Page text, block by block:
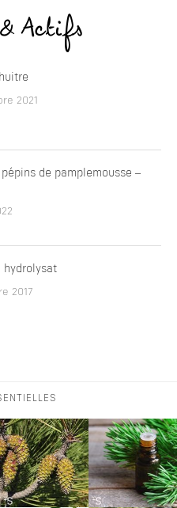
Actifs
2021
de pamplemousse –
hydrolysat
2017